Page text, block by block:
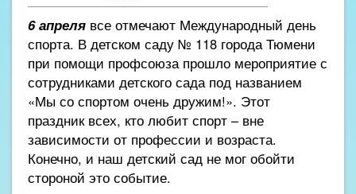
6 апреля все отмечают Международный день
спорта. В детском саду № 118 города Тюмени
при помощи профсоюза прошло мероприятие с
сотрудниками детского сада под названием
«Мы со спортом очень дружим!». Этот
праздник всех, кто любит спорт – вне
зависимости от профессии и возраста.
Конечно, и наш детский сад не мог обойти
стороной это событие.